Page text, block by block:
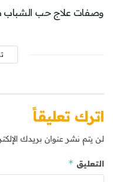
وصفات علاج حب الشباب
اترك تعليقاً
لن يتم نشر عنوان بريدك
التعليق *